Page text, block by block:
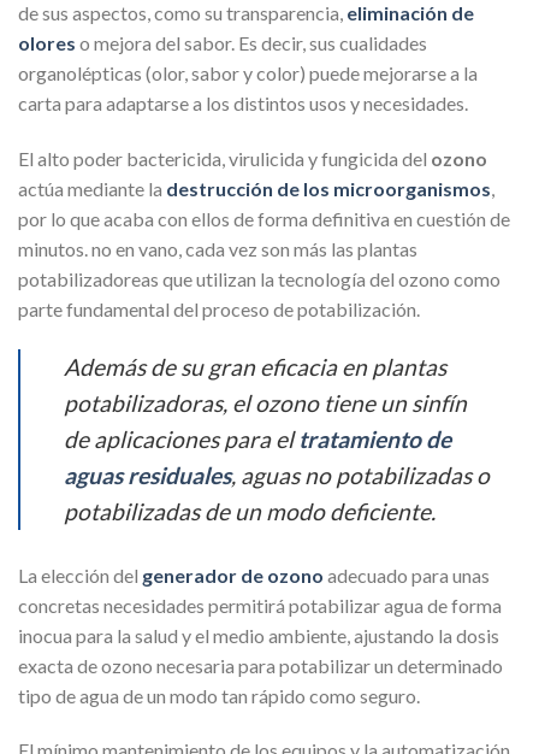
de sus aspectos, como su transparencia, eliminación de
olores o mejora del sabor. Es decir, sus cualidades
organolépticas (olor, sabor y color) puede mejorarse a la
carta para adaptarse a los distintos usos y necesidades.
El alto poder bactericida, virulicida y fungicida del ozono
actúa mediante la destrucción de los microorganismos,
por lo que acaba con ellos de forma definitiva en cuestión de
minutos. no en vano, cada vez son más las plantas
potabilizadoreas que utilizan la tecnología del ozono como
parte fundamental del proceso de potabilización.
Además de su gran eficacia en plantas
potabilizadoras, el ozono tiene un sinfín
de aplicaciones para eltratamiento de
aguas residuales, aguas no potabilizadas o
potabilizadas de un modo deficiente.
La elección del generador de ozono adecuado para unas
concretas necesidades permitirá potabilizar agua de forma
inocua para la salud y el medio ambiente, ajustando la dosis
exacta de ozono necesaria para potabilizar un determinado
tipo de agua de un modo tan rápido como seguro.